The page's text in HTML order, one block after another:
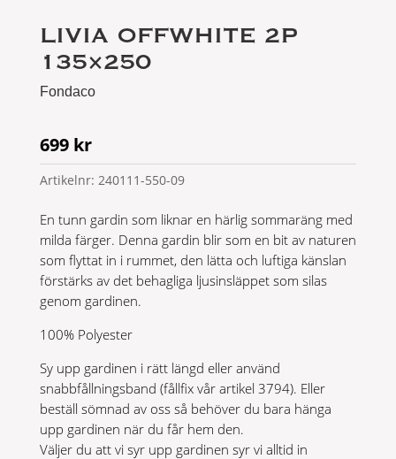
LIVIA OFFWHITE 2P
135×250
Fondaco
699 kr
Artikelnr: 240111-550-09
En tunn gardin som liknar en härlig sommaräng med
milda färger. Denna gardin blir som en bit av naturen
som flyttat in i rummet, den lätta och luftiga känslan
förstärks av det behagliga ljusinsläppet som silas
genom gardinen.
100% Polyester
Sy upp gardinen i rätt längd eller använd
snabbfållningsband (fållfix vår artikel 3794). Eller
beställ sömnad av oss så behöver du bara hänga
upp gardinen när du får hem den.
Väljer du att vi syr upp gardinen syr vi alltid in